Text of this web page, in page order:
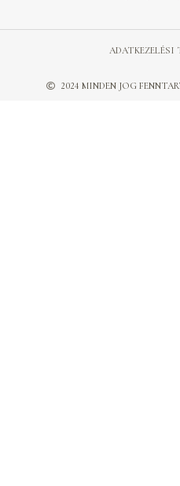
2024 MINDEN JOG
ADATKEZELÉSI